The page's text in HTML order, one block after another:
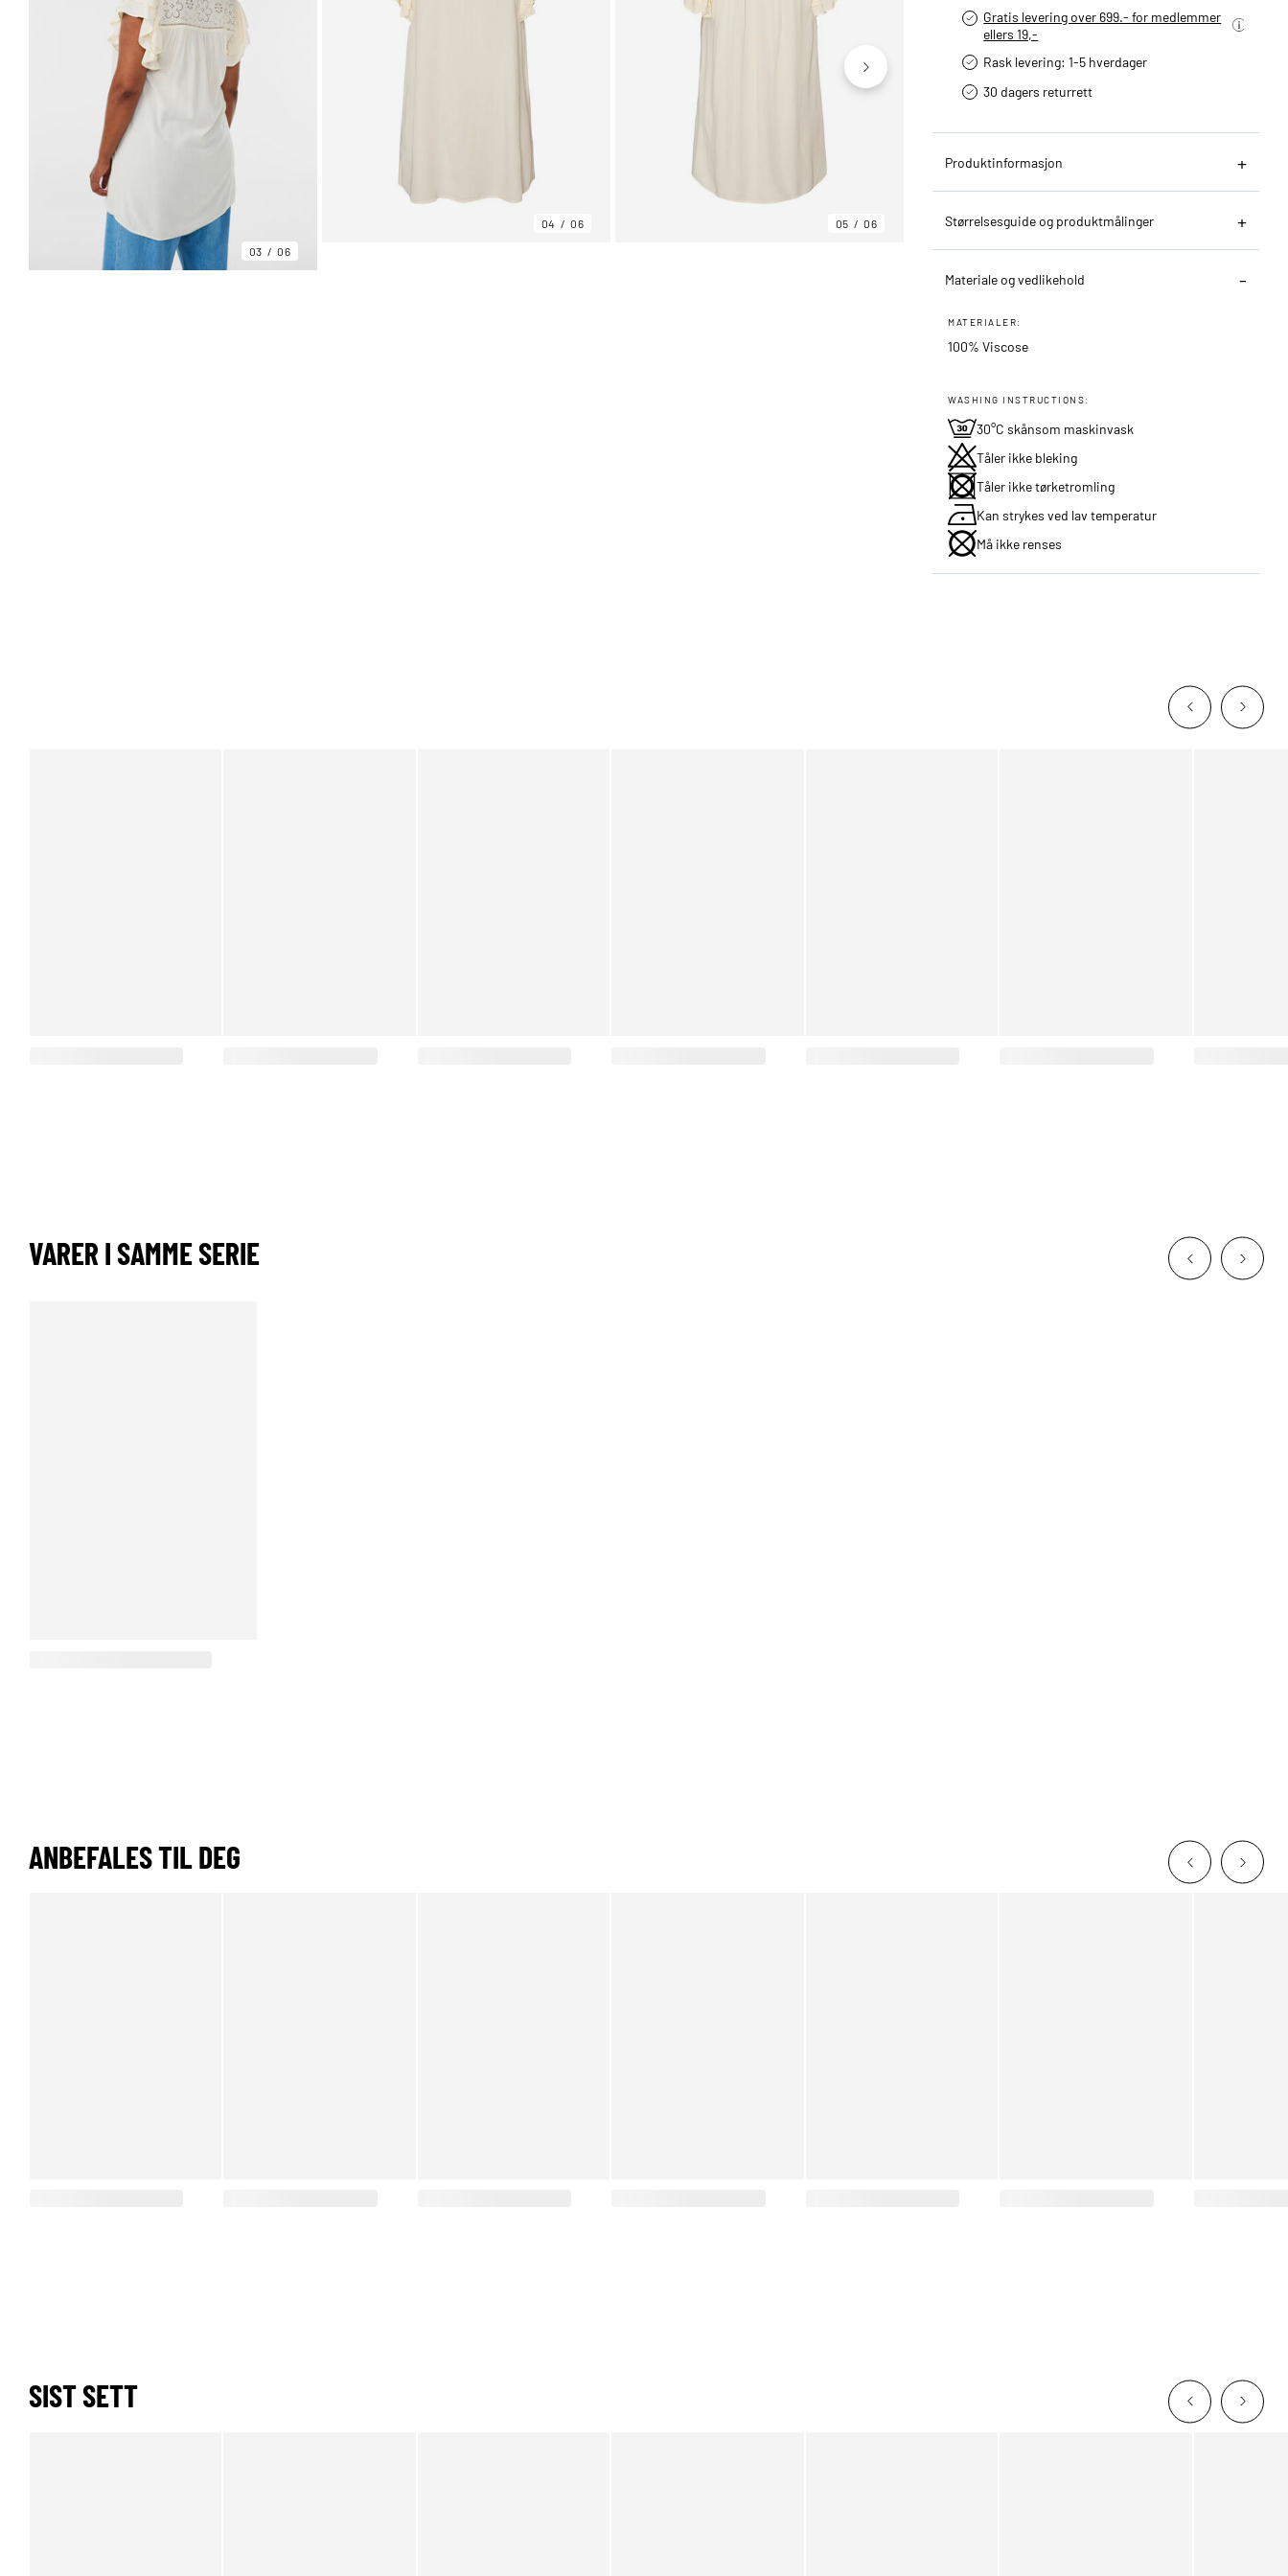
03 06
04 06 05 06 06
Gratis levering over 699.- for medlemmer
ellers 19,-
Rask levering: 1-5 hverdager
30 dagers returrett
Produktinformasjon
Størrelsesguide og produktmålinger
Materiale og vedlikehold
MATERIALER:
100% Viscose
WASHING INSTRUCTIONS:
30°C skånsom maskinvask
Tåler ikke bleking
Tåler ikke tørketromling
Kan strykes ved lav temperatur
Må ikke renses
VARER I SAMME SERIE
ANBEFALES TIL DEG
SIST SETT